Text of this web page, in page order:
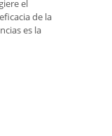
el
de la
es la